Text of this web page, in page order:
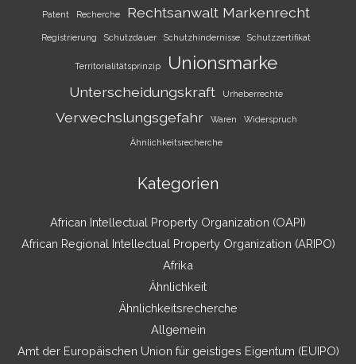
Patent Recherche Rechtsanwalt Markenrecht
Registrierung Schutzdauer Schutzhindernisse Schutzzertifikat
Territorialitätsprinzip Unionsmarke
Unterscheidungskraft Urheberrechte
Verwechslungsgefahr Waren Widerspruch
Ähnlichkeitsrecherche
Kategorien
African Intellectual Property Organization (OAPI)
African Regional Intellectual Property Organization (ARIPO)
Afrika
Ähnlichkeit
Ähnlichkeitsrecherche
Allgemein
Amt der Europäischen Union für geistiges Eigentum (EUIPO)